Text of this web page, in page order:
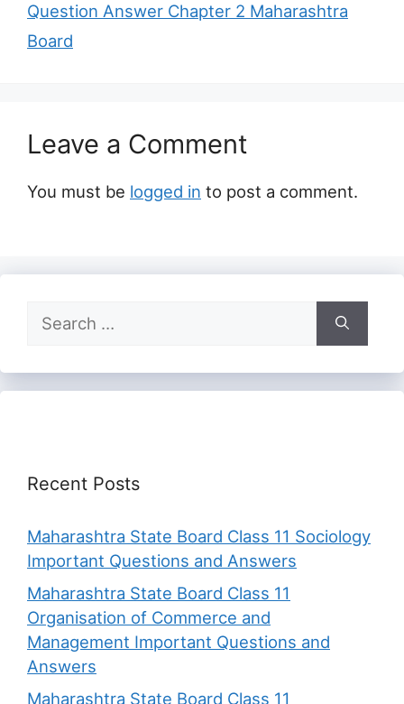
Question Answer Chapter 2 Maharashtra
Board
Leave a Comment
You must be logged in to post a comment.
Search
for:
Recent Posts
Maharashtra State Board Class 11 Sociology
Important Questions and Answers
Maharashtra State Board Class 11
Organisation of Commerce and
Management Important Questions and
Answers
Maharashtra State Board Class 11